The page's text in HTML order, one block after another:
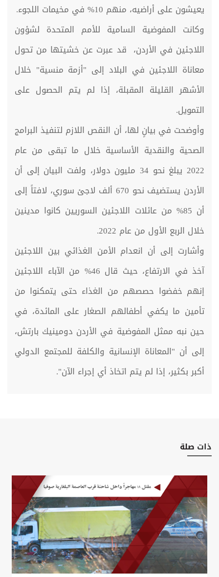
يعيشون على أراضيه، منهم 10% في مخيمات اللجوء.
وكانت المفوضية السامية للأمم المتحدة لشؤون
اللاجئين في الأردن، قد عبرت عن خشيتها من تحول
معاناة اللاجئين في البلاد إلى "أزمة منسية" خلال
الأشهر القليلة المقبلة، إذا لم يتم الحصول على
التمويل.
وأوضحت في بيانٍ لها، أن النقص اللازم لتنفيذ البرامج
الصحية والنقدية الأساسية خلال ما تبقى من عام
2022 يبلغ نحو 34 مليون دولار، ولفت البيان إلى أن
الأردن يستضيف نحو 670 ألف لاجئ سوري، لافتاً إلى
أن 85% من عائلات اللاجئين السوريين كانوا مدينين
خلال الربع الأول من عام 2022.
وأشارت إلى أن انعدام الأمن الغذائي بين اللاجئين
آخذ في الارتفاع، حيث قال 46% من الآباء اللاجئين
إنهم خفضوا حصصهم من الغذاء حتى يتمكنوا من
تأمين ما يكفي أطفالهم الصغار على المائدة، في
حين نبه ممثل المفوضية في الأردن دومينيك بارتش،
إلى أن "المعاناة الإنسانية والكلفة للمجتمع الدولي
أكبر بكثير، إذا لم يتم اتخاذ أي إجراء الآن".
ذات صلة